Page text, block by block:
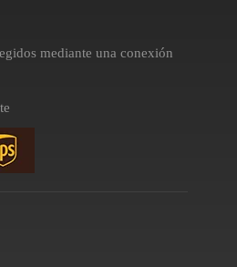
mediante una conexión